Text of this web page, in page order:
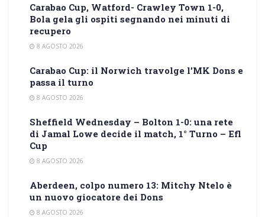
Carabao Cup, Watford- Crawley Town 1-0,
Bola gela gli ospiti segnando nei minuti di
recupero
8 AGOSTO 2026
Carabao Cup: il Norwich travolge l’MK Dons e
passa il turno
8 AGOSTO 2026
Sheffield Wednesday – Bolton 1-0: una rete
di Jamal Lowe decide il match, 1° Turno – Efl
Cup
8 AGOSTO 2026
Aberdeen, colpo numero 13: Mitchy Ntelo è
un nuovo giocatore dei Dons
8 AGOSTO 2026